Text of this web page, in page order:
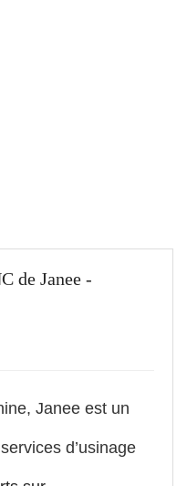
de Janee -
Janee est un
d’usinage